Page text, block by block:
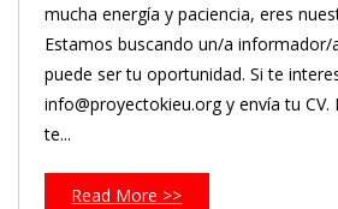
mucha energía y paciencia, eres
Estamos buscando un/a informador/
puede ser tu oportunidad. Si te
info@proyectokieu.org y envía tu CV.
te...
Read More >>